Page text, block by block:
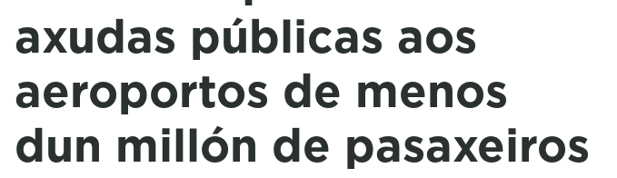
axudas públicas aos
aeroportos de menos
dun millón de pasaxeiros